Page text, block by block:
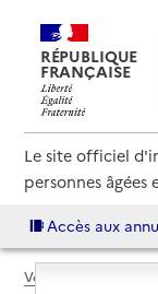
RÉPUBLIQUE
FRANÇAISE
Le site officiel
personnes âgées
Accès aux
Voir le fil d’Ariane